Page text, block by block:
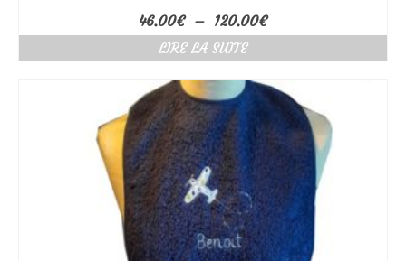
46.00€ – 120.00€Plage
de
à
120.00€
LIRE LA SUITE